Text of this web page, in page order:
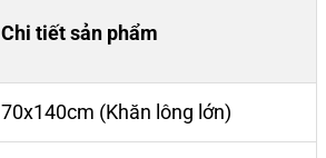
Chi tiết sản phẩm
70x140cm (Khăn lông lớn)